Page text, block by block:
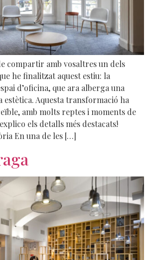
compartir amb vosaltres un dels
he finalitzat aquest estiu: la
d’oficina, que ara alberga una
estètica. Aquesta transformació ha
amb molts reptes i moments de
els detalls més destacats!
En una de les […]